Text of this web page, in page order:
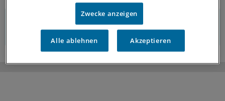
Sie müssen angemeldet sein, um einen Kommentar
verfassen zu können.
Zwecke anzeigen
Alle ablehnen Akzeptieren